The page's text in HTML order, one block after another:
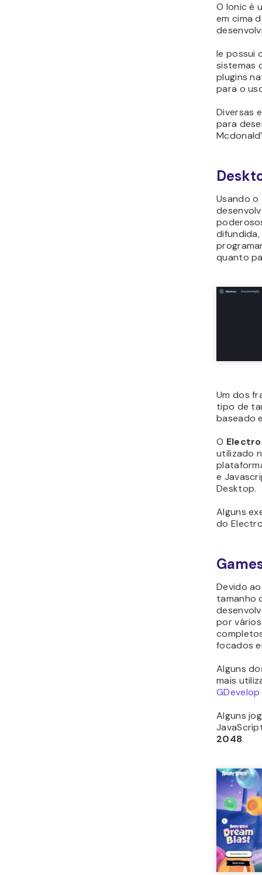
O Ionic é
em cima
le possui
sistemas
plugins
para o
Diversas
para
Usando
quanto
Um dos
tipo de
baseado
O
utilizado
e
Desktop.
Alguns
do
Devido
tamanho
por
focados
Alguns
mais
GDevelop
Alguns
2048.